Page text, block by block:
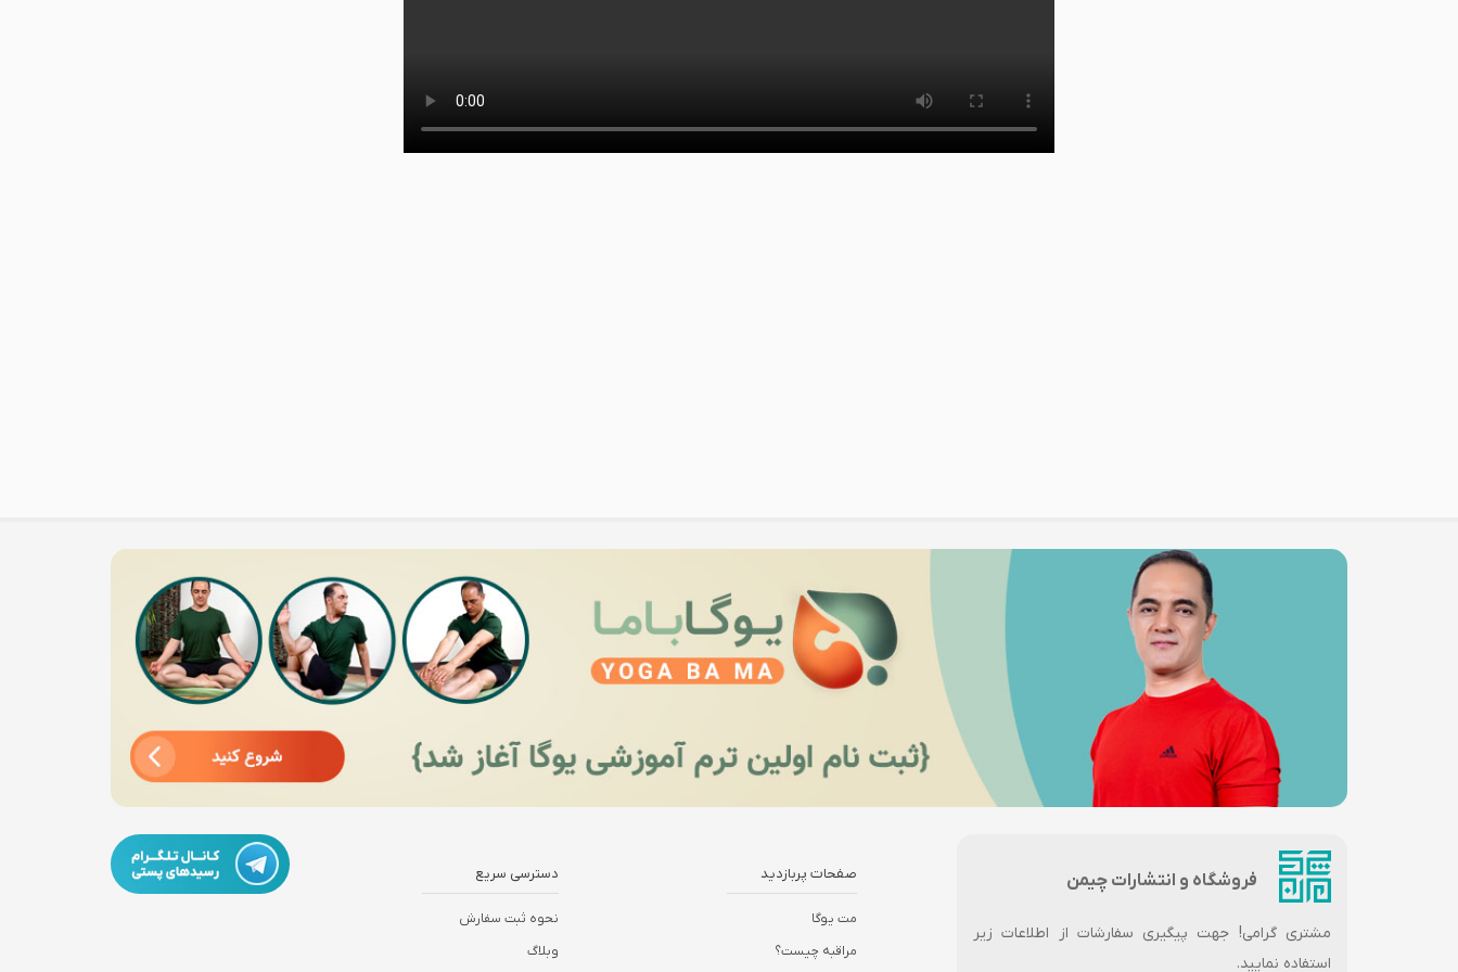
فروشگاه و انتشارات چیمن
مشتری گرامی! جهت پیگیری سفارشات از اطلاعات زیر
استفاده نمایید.
صفحات پربازدید
مت یوگا
مراقبه چیست؟
دسترسی سریع
نحوه ثبت سفارش
وبلاگ